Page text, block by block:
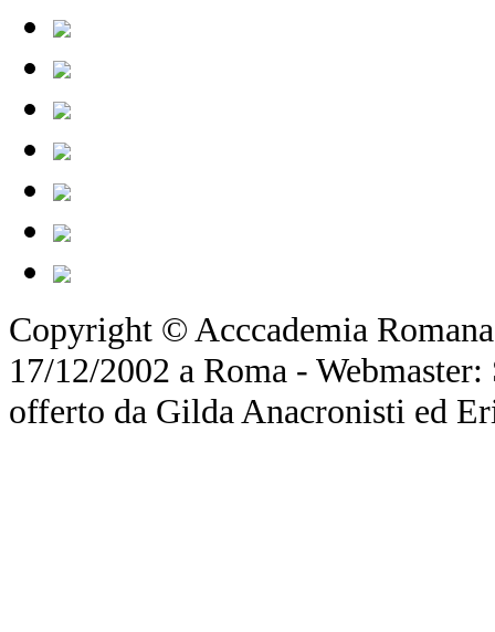
Copyright © Acccademia
17/12/2002 a Roma -
offerto da Gilda Anacronisti ed